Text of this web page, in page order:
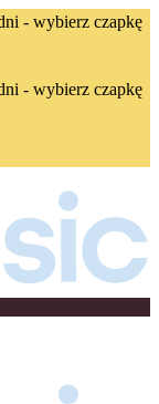
- wybierz czapkę
- wybierz czapkę